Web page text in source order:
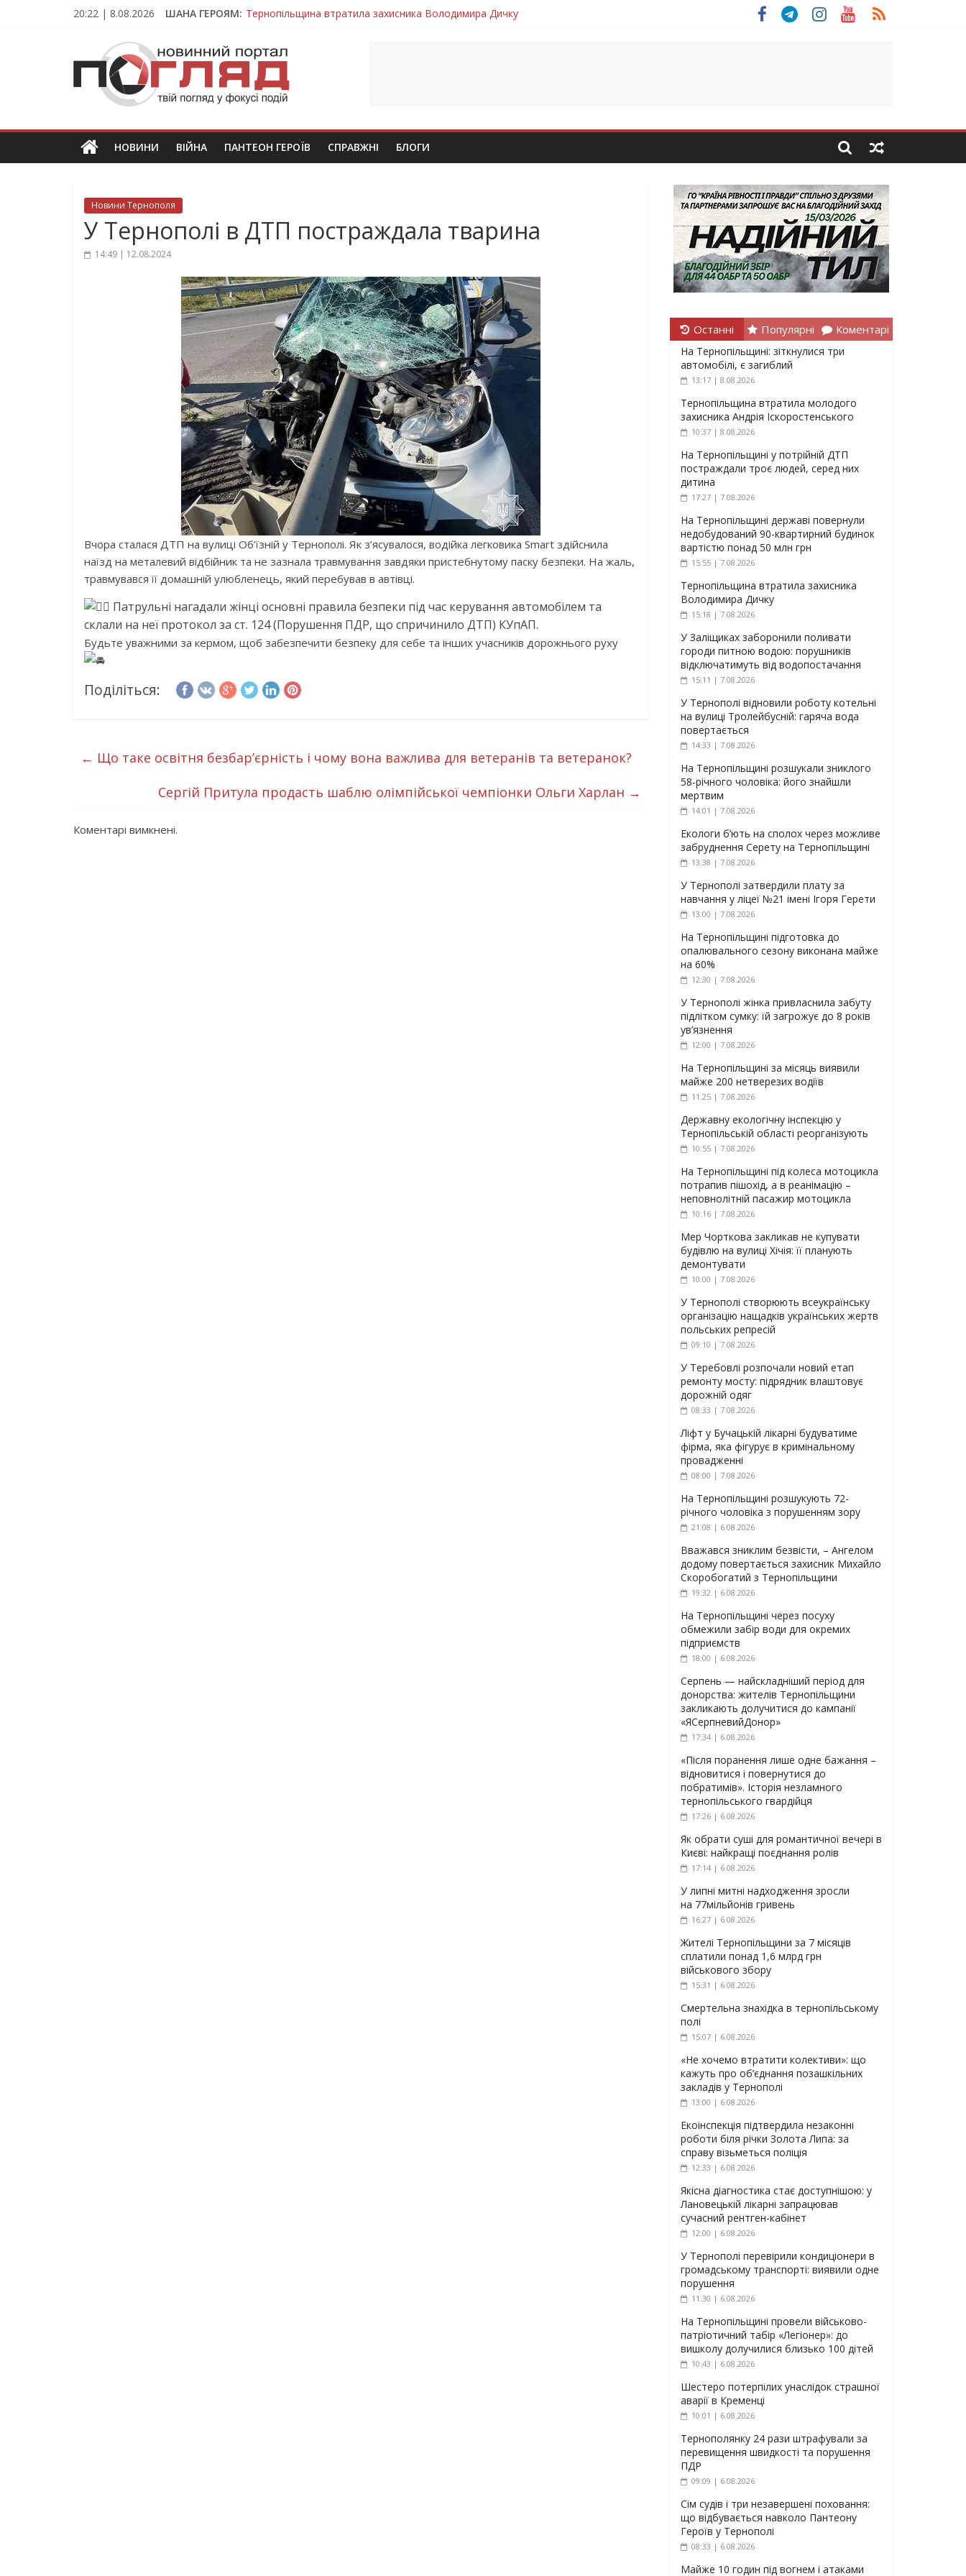
20:22 | 8.08.2026 ШАНА ГЕРОЯМ: Тернопільщина втратила захисника Володимира Дичку
На війні загинув молодий захисник Дмитро Березко з Тернопільщини
Тернопільщина втратила захисника Володимира Вельму
Тернопільщина втратила молодого захисника Андрія Іскоростенського
ПОГЛЯД
Новини
Тернополя.
новини
та
НОВИНИ ВІЙНА ПАНТЕОН ГЕРОЇВ СПРАВЖНІ БЛОГИ
Новини Тернополя
У Тернополі в ДТП постраждала тварина
14:49 | 12.08.2024
Вчора сталася ДТП на вулиці Об’їзній у Тернополі. Як з’ясувалося, водійка легковика Smart здійснила
наїзд на металевий відбійник та не зазнала травмування завдяки пристебнутому паску безпеки. На жаль,
травмувався її домашній улюбленець, який перебував в автівці.
Патрульні нагадали жінці основні правила безпеки під час керування автомобілем та
склали на неї протокол за ст. 124 (Порушення ПДР, що спричинило ДТП) КУпАП.
Будьте уважними за кермом, щоб забезпечити безпеку для себе та інших учасників дорожнього руху
Поділіться:
← Що таке освітня безбар’єрність і чому вона важлива для ветеранів та ветеранок?
Сергій Притула продасть шаблю олімпійської чемпіонки Ольги Харлан →
Коментарі вимкнені.
Останні Популярні Коментарі
На Тернопільщині: зіткнулися три
автомобілі, є загиблий
13:17 | 8.08.2026
Тернопільщина втратила молодого
захисника Андрія Іскоростенського
10:37 | 8.08.2026
На Тернопільщині у потрійній ДТП
постраждали троє людей, серед них
дитина
17:27 | 7.08.2026
На Тернопільщині державі повернули
недобудований 90-квартирний будинок
вартістю понад 50 млн грн
15:55 | 7.08.2026
Тернопільщина втратила захисника
Володимира Дичку
15:18 | 7.08.2026
У Заліщиках заборонили поливати
городи питною водою: порушників
відключатимуть від водопостачання
15:11 | 7.08.2026
У Тернополі відновили роботу котельні
на вулиці Тролейбусній: гаряча вода
повертається
14:33 | 7.08.2026
На Тернопільщині розшукали зниклого
58-річного чоловіка: його знайшли
мертвим
14:01 | 7.08.2026
Екологи б’ють на сполох через можливе
забруднення Серету на Тернопільщині
13:38 | 7.08.2026
У Тернополі затвердили плату за
навчання у ліцеї №21 імені Ігоря Герети
13:00 | 7.08.2026
На Тернопільщині підготовка до
опалювального сезону виконана майже
на 60%
12:30 | 7.08.2026
У Тернополі жінка привласнила забуту
підлітком сумку: їй загрожує до 8 років
ув’язнення
12:00 | 7.08.2026
На Тернопільщині за місяць виявили
майже 200 нетверезих водіїв
11:25 | 7.08.2026
Державну екологічну інспекцію у
Тернопільській області реорганізують
10:55 | 7.08.2026
На Тернопільщині під колеса мотоцикла
потрапив пішохід, а в реанімацію –
неповнолітній пасажир мотоцикла
10:16 | 7.08.2026
Мер Чорткова закликав не купувати
будівлю на вулиці Хічія: її планують
демонтувати
10:00 | 7.08.2026
У Тернополі створюють всеукраїнську
організацію нащадків українських жертв
польських репресій
09:10 | 7.08.2026
У Теребовлі розпочали новий етап
ремонту мосту: підрядник влаштовує
дорожній одяг
08:33 | 7.08.2026
Ліфт у Бучацькій лікарні будуватиме
фірма, яка фігурує в кримінальному
провадженні
08:00 | 7.08.2026
На Тернопільщині розшукують 72-
річного чоловіка з порушенням зору
21:08 | 6.08.2026
Вважався зниклим безвісти, – Ангелом
додому повертається захисник Михайло
Скоробогатий з Тернопільщини
19:32 | 6.08.2026
На Тернопільщині через посуху
обмежили забір води для окремих
підприємств
18:00 | 6.08.2026
Серпень — найскладніший період для
донорства: жителів Тернопільщини
закликають долучитися до кампанії
«ЯСерпневийДонор»
17:34 | 6.08.2026
«Після поранення лише одне бажання –
відновитися і повернутися до
побратимів». Історія незламного
тернопільського гвардійця
17:26 | 6.08.2026
Як обрати суші для романтичної вечері в
Києві: найкращі поєднання ролів
17:14 | 6.08.2026
У липні митні надходження зросли
на 77мільйонів гривень
16:27 | 6.08.2026
Жителі Тернопільщини за 7 місяців
сплатили понад 1,6 млрд грн
військового збору
15:31 | 6.08.2026
Смертельна знахідка в тернопільському
полі
15:07 | 6.08.2026
«Не хочемо втратити колективи»: що
кажуть про об’єднання позашкільних
закладів у Тернополі
13:00 | 6.08.2026
Екоінспекція підтвердила незаконні
роботи біля річки Золота Липа: за
справу візьметься поліція
12:33 | 6.08.2026
Якісна діагностика стає доступнішою: у
Лановецькій лікарні запрацював
сучасний рентген-кабінет
12:00 | 6.08.2026
У Тернополі перевірили кондиціонери в
громадському транспорті: виявили одне
порушення
11:30 | 6.08.2026
На Тернопільщині провели військово-
патріотичний табір «Легіонер»: до
вишколу долучилися близько 100 дітей
10:43 | 6.08.2026
Шестеро потерпілих унаслідок страшної
аварії в Кременці
10:01 | 6.08.2026
Тернополянку 24 рази штрафували за
перевищення швидкості та порушення
ПДР
09:09 | 6.08.2026
Сім судів і три незавершені поховання:
що відбувається навколо Пантеону
Героїв у Тернополі
08:33 | 6.08.2026
Майже 10 годин під вогнем і атаками